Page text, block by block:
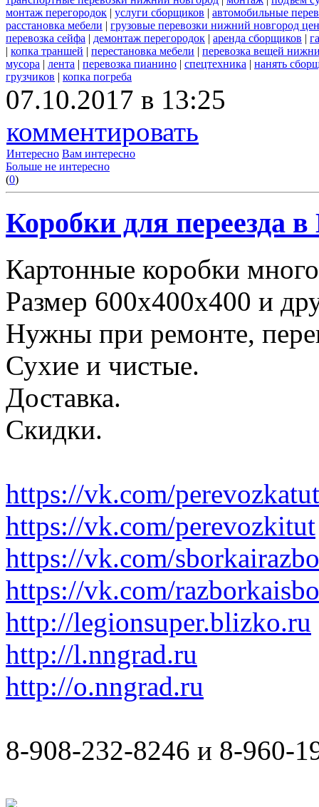
монтаж перегородок | услуги сборщиков | автомобильные
расстановка мебели | грузовые перевозки нижний новгород
перевозка сейфа | демонтаж перегородок | аренда сборщиков |
| копка траншей | перестановка мебели | перевозка вещей
мусора | лента | перевозка пианино | спецтехника | нанять
грузчиков | копка погреба
07.10.2017 в 13:25
комментировать
Интересно Вам интересно
Больше не интересно
(0)
Коробки для переезда
Картонные коробки
Размер 600х400х400 и
Нужны при ремонте,
Сухие и чистые.
Доставка.
Скидки.
https://vk.com/perevozkatut
https://vk.com/perevozkitut
https://vk.com/
https://vk.com/
http://legionsuper.blizko.ru
http://l.nngrad.ru
http://o.nngrad.ru
8-908-232-8246 и 8-960-